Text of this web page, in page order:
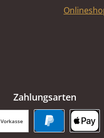
Zahlungsarten
Vorkasse